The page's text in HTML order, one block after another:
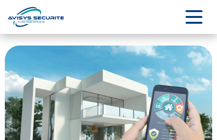
Panneau de gestion des cookies